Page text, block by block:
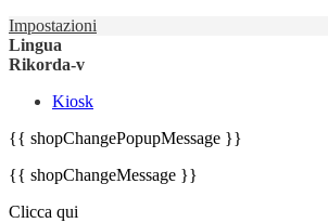
Impostazioni
Lingua
Rikorda-v
Kiosk
{{ shopChangePopupMessage }}
{{ shopChangeMessage }}
Clicca qui